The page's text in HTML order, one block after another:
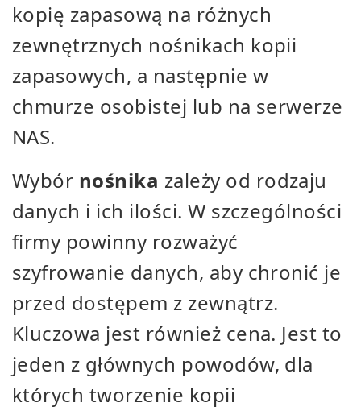
kopię zapasową na różnych
zewnętrznych nośnikach kopii
zapasowych, a następnie w
chmurze osobistej lub na serwerze
NAS.
Wybór nośnika zależy od rodzaju
danych i ich ilości. W szczególności
firmy powinny rozważyć
szyfrowanie danych, aby chronić je
przed dostępem z zewnątrz.
Kluczowa jest również cena. Jest to
jeden z głównych powodów, dla
których tworzenie kopii